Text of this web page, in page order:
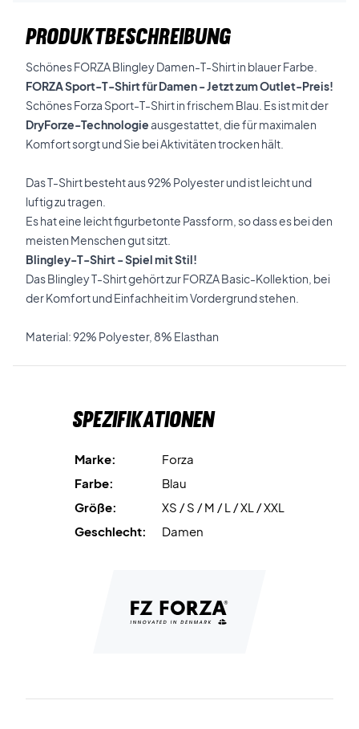
PRODUKTBESCHREIBUNG
Schönes FORZA Blingley Damen-T-Shirt in blauer Farbe.
FORZA Sport-T-Shirt für Damen - Jetzt zum Outlet-Preis!
Schönes Forza Sport-T-Shirt in frischem Blau. Es ist mit der
DryForze-Technologieausgestattet, die für maximalen
Komfort sorgt und Sie bei Aktivitäten trocken hält.
Das T-Shirt besteht aus 92% Polyester und ist leicht und
luftig zu tragen.
Es hat eine leicht figurbetonte Passform, so dass es bei den
meisten Menschen gut sitzt.
Blingley-T-Shirt - Spiel mit Stil!
Das Blingley T-Shirt gehört zur FORZA Basic-Kollektion, bei
der Komfort und Einfachheit im Vordergrund stehen.
Material: 92% Polyester, 8% Elasthan
Spezifikationen
Marke:
Forza
Farbe:
Blau
Größe:
XS / S / M / L / XL / XXL
Geschlecht:
Damen